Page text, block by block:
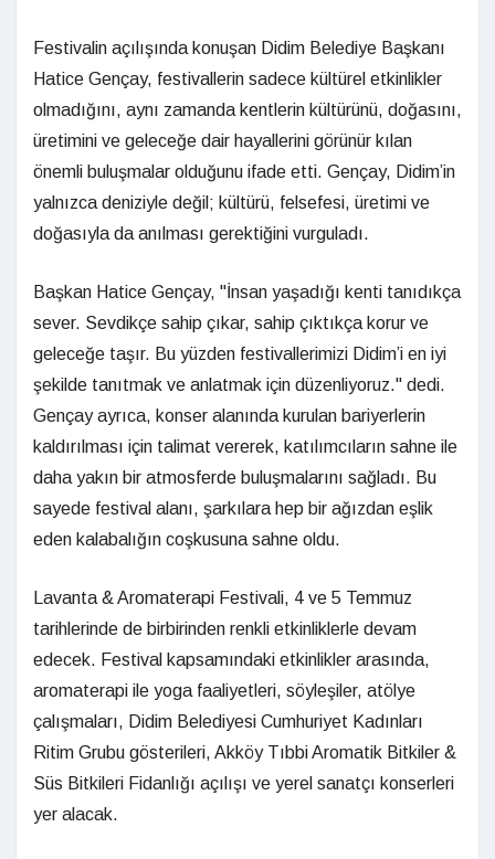
Festivalin açılışında konuşan Didim Belediye Başkanı
Hatice Gençay, festivallerin sadece kültürel etkinlikler
olmadığını, aynı zamanda kentlerin kültürünü, doğasını,
üretimini ve geleceğe dair hayallerini görünür kılan
önemli buluşmalar olduğunu ifade etti. Gençay, Didim’in
yalnızca deniziyle değil; kültürü, felsefesi, üretimi ve
doğasıyla da anılması gerektiğini vurguladı.
Başkan Hatice Gençay, "İnsan yaşadığı kenti tanıdıkça
sever. Sevdikçe sahip çıkar, sahip çıktıkça korur ve
geleceğe taşır. Bu yüzden festivallerimizi Didim’i en iyi
şekilde tanıtmak ve anlatmak için düzenliyoruz." dedi.
Gençay ayrıca, konser alanında kurulan bariyerlerin
kaldırılması için talimat vererek, katılımcıların sahne ile
daha yakın bir atmosferde buluşmalarını sağladı. Bu
sayede festival alanı, şarkılara hep bir ağızdan eşlik
eden kalabalığın coşkusuna sahne oldu.
Lavanta & Aromaterapi Festivali, 4 ve 5 Temmuz
tarihlerinde de birbirinden renkli etkinliklerle devam
edecek. Festival kapsamındaki etkinlikler arasında,
aromaterapi ile yoga faaliyetleri, söyleşiler, atölye
çalışmaları, Didim Belediyesi Cumhuriyet Kadınları
Ritim Grubu gösterileri, Akköy Tıbbi Aromatik Bitkiler &
Süs Bitkileri Fidanlığı açılışı ve yerel sanatçı konserleri
yer alacak.